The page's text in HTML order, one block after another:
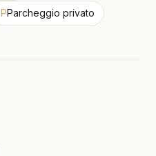
PParcheggio privato